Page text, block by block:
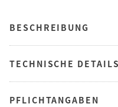
BESCHREIBUNG
TECHNISCHE DETAILS
PFLICHTANGABEN